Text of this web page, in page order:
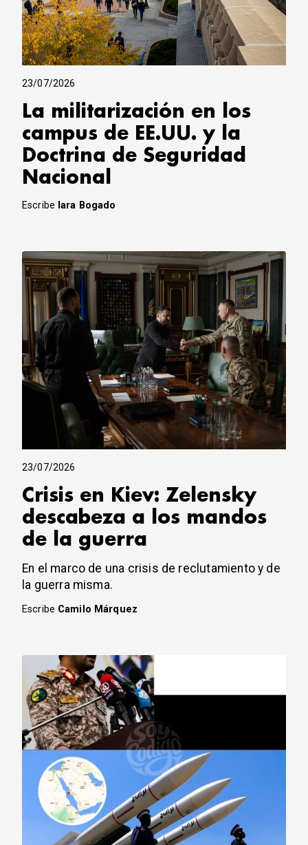
23/07/2026
La militarización en los
campus de EE.UU. y la
Doctrina de Seguridad
Nacional
Escribe Iara Bogado
23/07/2026
Crisis en Kiev: Zelensky
descabeza a los mandos
de la guerra
En el marco de una crisis de reclutamiento y de
la guerra misma.
Escribe Camilo Márquez